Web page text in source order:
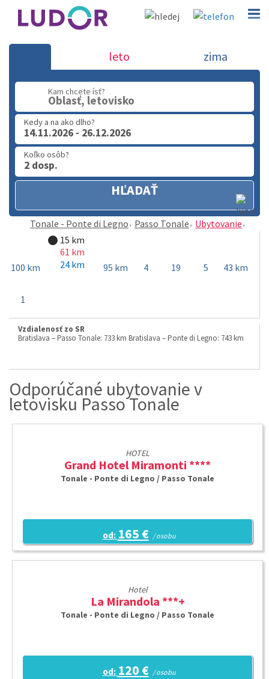
Passo Tonale - Tonale - Ponte di
Legno
Po-Pia: 9.00 - 16.00
leto zima
Kam chcete ísť?
Oblasť, letovisko
Kedy a na ako dlho?
14.11.2026 - 26.12.2026
Koľko osôb?
2 dosp.
HĽADAŤ
Tonale - Ponte di Legno Passo Tonale Ubytovanie
100 km
15 km
61 km
24 km
95 km 4 19 5 43 km
1
Vzdialenosť zo SR
Bratislava – Passo Tonale: 733 km Bratislava – Ponte di Legno: 743 km
Odporúčané ubytovanie v
letovisku Passo Tonale
HOTEL
Grand Hotel Miramonti ****
Tonale - Ponte di Legno / Passo Tonale
od: 165 € / osobu
Hotel
La Mirandola ***+
Tonale - Ponte di Legno / Passo Tonale
od: 120 € / osobu